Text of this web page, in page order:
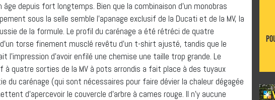
depuis fort longtemps. Bien que la combinaison d’un monobras
sous la selle semble l’apanage exclusif de la Ducati et de la MV, la
de la formule. Le profil du carénage a été rétréci de quatre
torse finement musclé revêtu d’un t-shirt ajusté, tandis que le
l’impression d’avoir enfilé une chemise une taille trop grande. Le
quatre sorties de la MV à pots arrondis a fait place à des tuyaux
du carénage (qui sont nécessaires pour faire dévier la chaleur dégagée
d’apercevoir le couvercle d’arbre à cames rouge. Il n’y aucune